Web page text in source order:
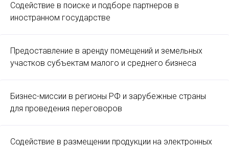
Содействие в поиске и подборе партнеров в
иностранном государстве
Предоставление в аренду помещений и земельных
участков субъектам малого и среднего бизнеса
Бизнес-миссии в регионы РФ и зарубежные страны
для проведения переговоров
Содействие в размещении продукции на электронных